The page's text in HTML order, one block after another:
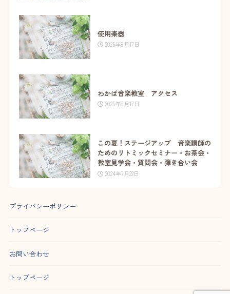
使用楽器
2025年8月17日
わかば音楽教室 アクセス
2025年8月17日
この夏！ステージアップ 音楽講師の
ためのリトミックセミナー・お茶会・
教室見学会・質問会・弾き合い会
2024年7月22日
プライバシーポリシー
トップページ
お問い合わせ
トップページ